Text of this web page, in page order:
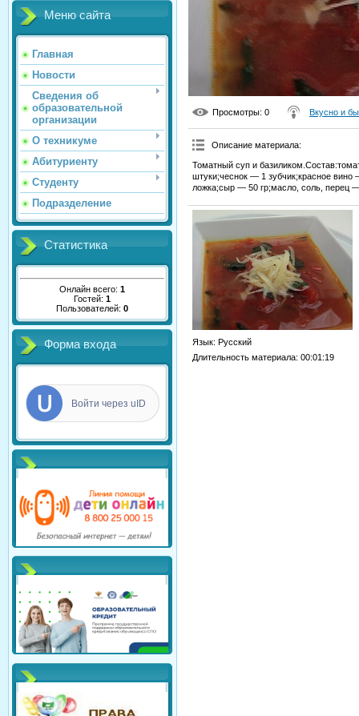
Меню сайта
Главная
Новости
Сведения об
образовательной
организации
О техникуме
Абитуриенту
Студенту
Подразделение
Статистика
Онлайн всего: 1
Гостей: 1
Пользователей: 0
Форма входа
Войти через uID
Просмотры: 0 Вкусно и
Описание материала:
Томатный суп и
штуки;чеснок — 1 зубчик;красное
ложка;сыр — 50 гр;масло, соль, перец
Язык: Русский
Длительность материала: 00:01:19